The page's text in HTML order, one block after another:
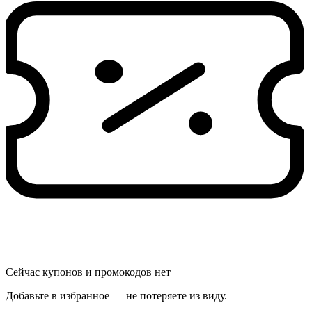
Сейчас купонов и промокодов нет
Добавьте в избранное — не потеряете из виду.